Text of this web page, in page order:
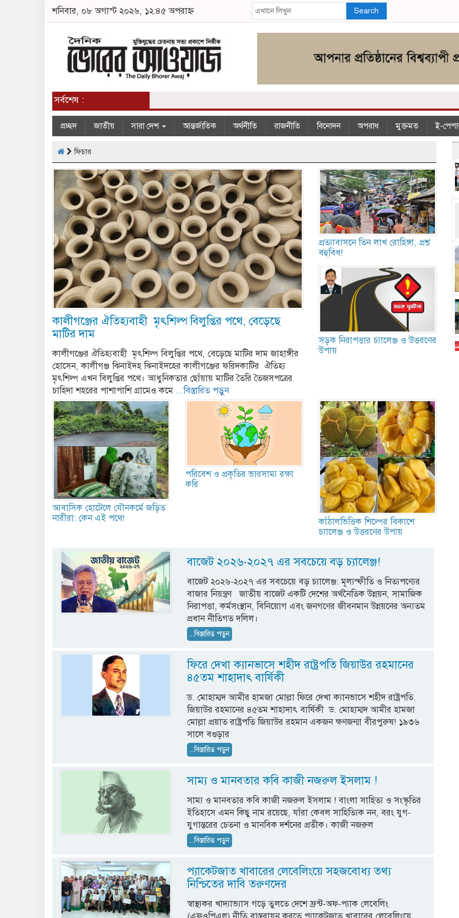
শনিবার, ০৮ অগাস্ট ২০২৬, ১২:৪৫ অপরাহ্ন Search
সর্বশেষ :
প্রচ্ছদ জাতীয় সারা দেশ আন্তর্জাতিক অর্থনীতি রাজনীতি বিনোদন অপরাধ মুক্তমত ই-
ফিচার
কালীগঞ্জের ঐতিহ্যবাহী মৃৎশিল্প বিলুপ্তির পথে, বেড়েছে
মাটির দাম
কালীগঞ্জের ঐতিহ্যবাহী মৃৎশিল্প বিলুপ্তির পথে, বেড়েছে মাটির দাম জাহাঙ্গীর
হোসেন, কালীগঞ্জ ঝিনাইদহ ঝিনাইদহের কালীগঞ্জের ফরিদকাটির ঐতিহ্য
মৃৎশিল্প এখন বিলুপ্তির পথে। আধুনিকতার ছোঁয়ায় মাটির তৈরি তৈজসপত্রের
চাহিদা শহরের পাশাপাশি গ্রামেও কমে ...বিস্তারিত পড়ুন
প্রত্যাবাসনে তিন লাখ রোহিঙ্গা, প্রশ্ন
বহুবিধ!
সড়ক নিরাপত্তার চ্যালেঞ্জ ও উত্তরণের
উপায়
আবাসিক হোটেলে যৌনকর্মে জড়িত
নারীরা: কেন এই পথে!
পরিবেশ ও প্রকৃতির ভারসাম্য রক্ষা
করি
কাঁঠালভিত্তিক শিল্পের বিকাশে
চ্যালেঞ্জ ও উত্তরণের উপায়
বাজেট ২০২৬-২০২৭ এর সবচেয়ে বড় চ্যালেঞ্জ!
বাজেট ২০২৬-২০২৭ এর সবচেয়ে বড় চ্যালেঞ্জ: মূল্যস্ফীতি ও নিত্যপণ্যের
বাজার নিয়ন্ত্রণ জাতীয় বাজেট একটি দেশের অর্থনৈতিক উন্নয়ন, সামাজিক
নিরাপত্তা, কর্মসংস্থান, বিনিয়োগ এবং জনগণের জীবনমান উন্নয়নের অন্যতম
প্রধান নীতিগত দলিল।
...বিস্তারিত পড়ুন
ফিরে দেখা ক্যানভাসে শহীদ রাষ্ট্রপতি জিয়াউর রহমানের
৪৫তম শাহাদাৎ বার্ষিকী
ড. মোহাম্মদ আমীর হামজা মোল্লা ফিরে দেখা ক্যানভাসে শহীদ রাষ্ট্রপতি
জিয়াউর রহমানের ৪৫তম শাহাদাৎ বার্ষিকী ড. মোহাম্মদ আমীর হামজা
মোল্লা প্রয়াত রাষ্ট্রপতি জিয়াউর রহমান একজন ক্ষণজন্মা বীরপুরুষ! ১৯৩৬
সালে বগুড়ার
...বিস্তারিত পড়ুন
সাম্য ও মানবতার কবি কাজী নজরুল ইসলাম !
সাম্য ও মানবতার কবি কাজী নজরুল ইসলাম ! বাংলা সাহিত্য ও সংস্কৃতির
ইতিহাসে এমন কিছু নাম রয়েছে, যাঁরা কেবল সাহিত্যিক নন, বরং যুগ-
যুগান্তরের চেতনা ও মানবিক দর্শনের প্রতীক। কাজী নজরুল
...বিস্তারিত পড়ুন
প্যাকেটজাত খাবারের লেবেলিংয়ে সহজবোধ্য তথ্য
নিশ্চিতের দাবি তরুণদের
স্বাস্থ্যকর খাদ্যাভ্যাস গড়ে তুলতে দেশে ফ্রন্ট-অফ-প্যাক লেবেলিং